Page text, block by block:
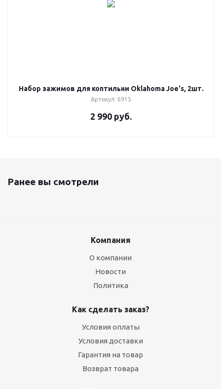
Набор зажимов для коптильни Oklahoma Joe's, 2шт.
Артикул: 6915
2 990 руб.
Ранее вы смотрели
Компания
О компании
Новости
Политика
Как сделать заказ?
Условия оплаты
Условия доставки
Гарантия на товар
Возврат товара